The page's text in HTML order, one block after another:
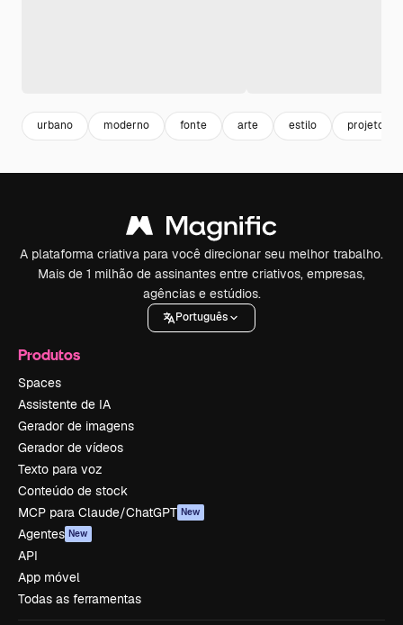
urbano moderno fonte arte estilo projeto
A plataforma criativa para você direcionar seu melhor trabalho.
Mais de 1 milhão de assinantes entre criativos, empresas,
agências e estúdios.
Português
Produtos
Spaces
Assistente de IA
Gerador de imagens
Gerador de vídeos
Texto para voz
Conteúdo de stock
MCP para Claude/ChatGPT New
Agentes New
API
App móvel
Todas as ferramentas